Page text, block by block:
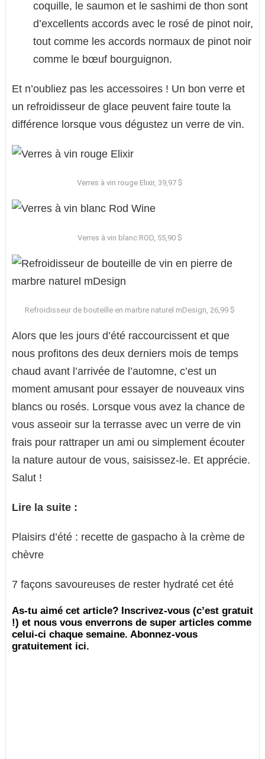
coquille, le saumon et le sashimi de thon sont
d’excellents accords avec le rosé de pinot noir,
tout comme les accords normaux de pinot noir
comme le bœuf bourguignon.
Et n’oubliez pas les accessoires ! Un bon verre et
un refroidisseur de glace peuvent faire toute la
différence lorsque vous dégustez un verre de vin.
Verres à vin rouge Elixir, 39,97 $
Verres à vin blanc ROD, 55,90 $
Refroidisseur de bouteille en marbre naturel mDesign, 26,99 $
Alors que les jours d’été raccourcissent et que
nous profitons des deux derniers mois de temps
chaud avant l’arrivée de l’automne, c’est un
moment amusant pour essayer de nouveaux vins
blancs ou rosés. Lorsque vous avez la chance de
vous asseoir sur la terrasse avec un verre de vin
frais pour rattraper un ami ou simplement écouter
la nature autour de vous, saisissez-le. Et apprécie.
Salut !
Lire la suite :
Plaisirs d’été : recette de gaspacho à la crème de
chèvre
7 façons savoureuses de rester hydraté cet été
As-tu aimé cet article? Inscrivez-vous (c’est gratuit
!) et nous vous enverrons de super articles comme
celui-ci chaque semaine. Abonnez-vous
gratuitement ici.